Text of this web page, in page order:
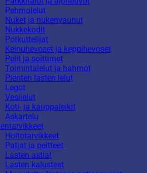
Pehmolelut
Nuket ja nukenvaunut
Nukkekodit
Potkuttelijat
Keinuhevoset ja keppihevoset
Pelit ja soittimet
Toimintalelut ja hahmot
Pienten lasten lelut
Legot
Vesilelut
Koti- ja kauppaleikit
Askartelu
Hoitotarvikkeet
Patjat ja peitteet
Lasten astiat
Lasten kalusteet